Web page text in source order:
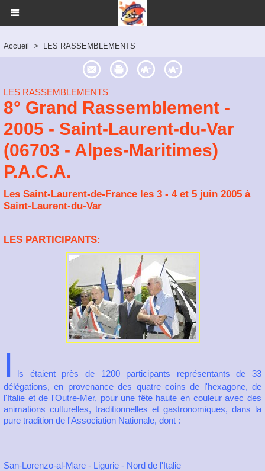
Accueil > LES RASSEMBLEMENTS
LES RASSEMBLEMENTS
8° Grand Rassemblement -
2005 - Saint-Laurent-du-Var
(06703 - Alpes-Maritimes)
P.A.C.A.
Les Saint-Laurent-de-France les 3 - 4 et 5 juin 2005 à
Saint-Laurent-du-Var
LES PARTICIPANTS:
I
ls étaient près de 1200 participants représentants de 33
délégations, en provenance des quatre coins de l'hexagone, de
l'Italie et de l'Outre-Mer, pour une fête haute en couleur avec des
animations culturelles, traditionnelles et gastronomiques, dans la
pure tradition de l'Association Nationale, dont :
San-Lorenzo-al-Mare - Ligurie - Nord de l'Italie